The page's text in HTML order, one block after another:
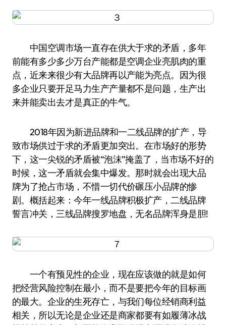
中国空调市场一直存在供大于求的矛盾，多年
前能有多少多少万台产能都是空调企业亮肌肉的重
点，近来来很少有大品牌再以产能为亮点。因为很
多企业只要开足马力生产产量都不是问题，生产出
来并能卖出去才是真正的牛气。
2018年因为新进品牌和一二线品牌的扩产，导
致市场供过于求的矛盾更加突出。在市场好的形势
下，这一尖锐的矛盾被“泡沫”掩盖了，当市场不好的
时候，这一矛盾就会集中爆发。那时就会出现大品
牌为了抢占市场，不惜一切代价碾压小品牌的惨
剧。概括起来：今年一线品牌积极扩产，二线品牌
誓言冲关，三线品牌搜罗地盘，无名品牌浑身是胆!
一个有预见性的企业，现在应该做的就是如何
把经营风险控制在最小，而不是要把今年的目标画
的最大。企业的生死存亡，与我们每位经销商利益
相关，所以无论是企业还是商家都要有如履薄冰战